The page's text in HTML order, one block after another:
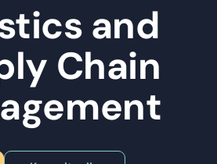
and
Chain